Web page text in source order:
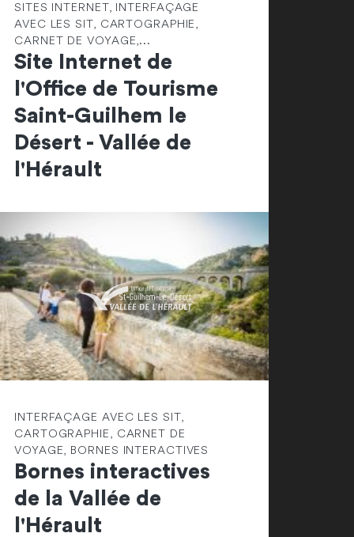
SITES INTERNET, INTERFAÇAGE
AVEC LES SIT, CARTOGRAPHIE,
CARNET DE VOYAGE,...
Site Internet de
l'Office de Tourisme
Saint-Guilhem le
Désert - Vallée de
l'Hérault
INTERFAÇAGE AVEC LES SIT,
CARTOGRAPHIE, CARNET DE
VOYAGE, BORNES INTERACTIVES
Bornes interactives
de la Vallée de
l'Hérault